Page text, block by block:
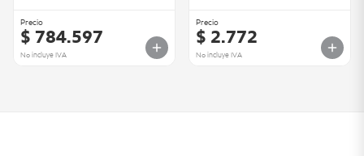
Precio
$ 784.597
No incluye IVA
Precio
$ 2.772
No incluye IVA